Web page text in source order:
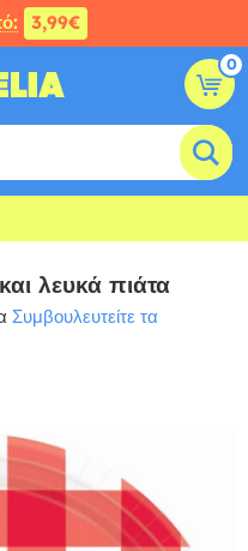
3,99€
0
λευκά πιάτα
Συμβουλευτείτε τα